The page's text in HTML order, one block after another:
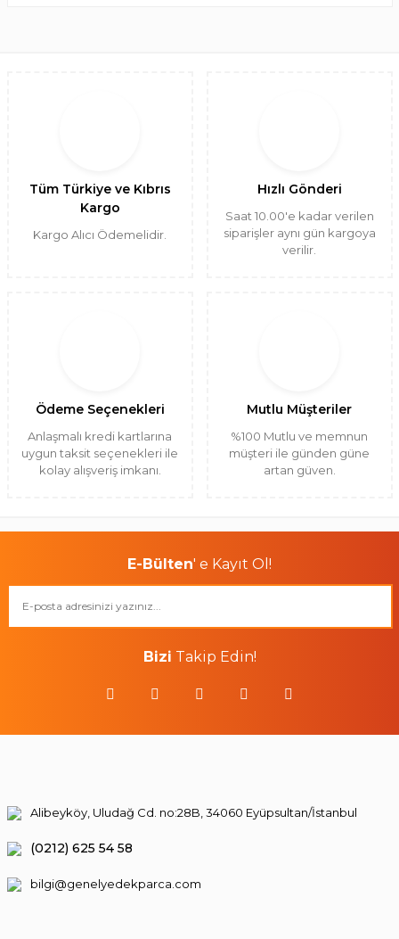
Tüm Türkiye ve Kıbrıs
Kargo
Kargo Alıcı Ödemelidir.
Hızlı Gönderi
Saat 10.00'e kadar verilen
siparişler aynı gün kargoya
verilir.
Ödeme Seçenekleri
Anlaşmalı kredi kartlarına
uygun taksit seçenekleri ile
kolay alışveriş imkanı.
Mutlu Müşteriler
%100 Mutlu ve memnun
müşteri ile günden güne
artan güven.
E-Bülten' e Kayıt Ol!
Bizi Takip Edin!
Alibeyköy, Uludağ Cd. no:28B, 34060 Eyüpsultan/İstanbul
(0212) 625 54 58
bilgi@genelyedekparca.com